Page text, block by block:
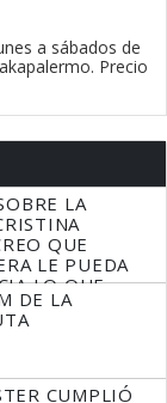
a sábados de
Precio
LA
QUE
LE PUEDA
LO QUE
DE LA
CUMPLIÓ